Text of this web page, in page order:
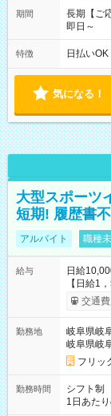
期間
長期【ご
即日～
特徴 日払いOK
気になる！
大型スポーツ
短期! 履歴書
アルバイト 職種
給与
日給
【日給1
ると 期
交通
勤務地
岐阜県岐
岐阜県岐
フリッ
勤務時間
シフト制
1日あた